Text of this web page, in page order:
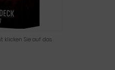
klicken Sie auf das